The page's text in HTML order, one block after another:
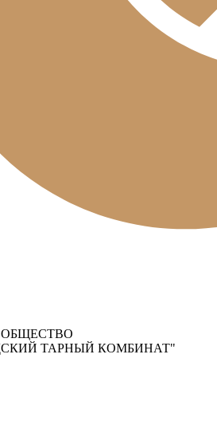
ТАРНЫЙ КОМБИНАТ"